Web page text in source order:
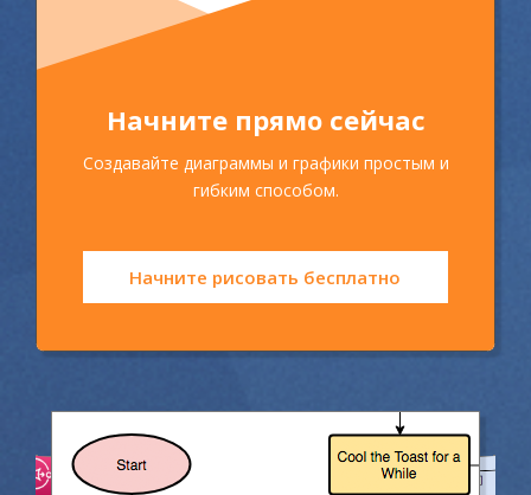
Начните прямо сейчас
Создавайте диаграммы и графики простым и
гибким способом.
Начните рисовать бесплатно